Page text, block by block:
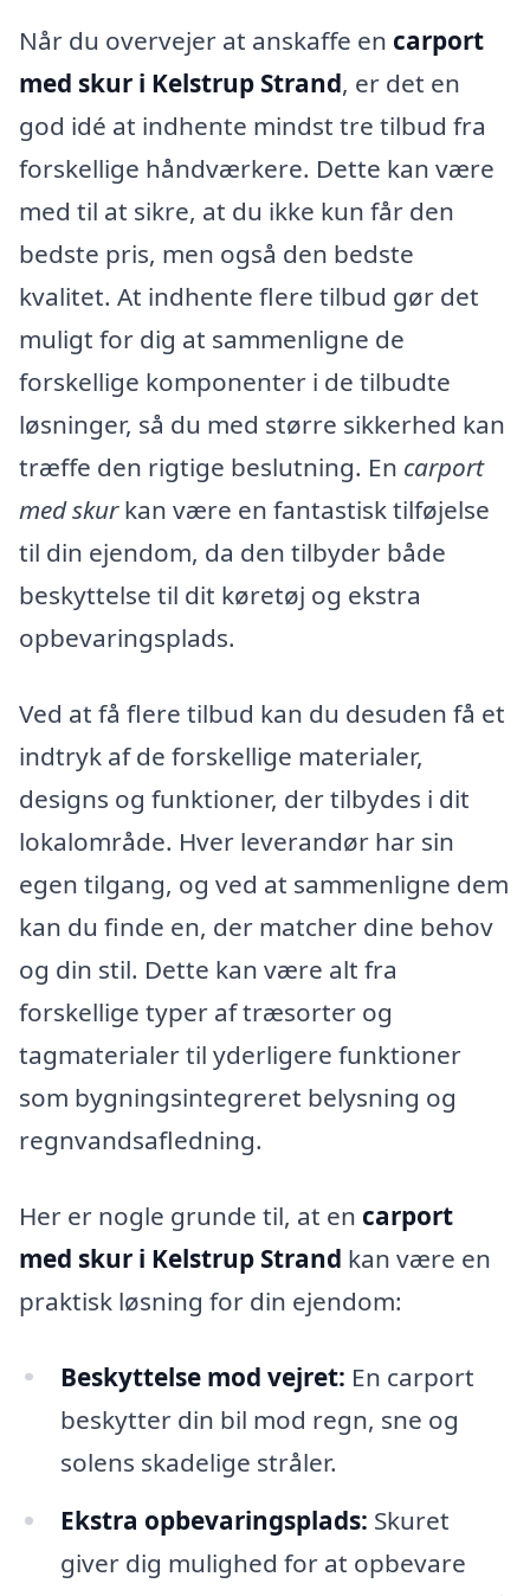
Når du overvejer at anskaffe en carport
med skur i Kelstrup Strand, er det en
god idé at indhente mindst tre tilbud fra
forskellige håndværkere. Dette kan være
med til at sikre, at du ikke kun får den
bedste pris, men også den bedste
kvalitet. At indhente flere tilbud gør det
muligt for dig at sammenligne de
forskellige komponenter i de tilbudte
løsninger, så du med større sikkerhed kan
træffe den rigtige beslutning. En carport
med skurkan være en fantastisk tilføjelse
til din ejendom, da den tilbyder både
beskyttelse til dit køretøj og ekstra
opbevaringsplads.
Ved at få flere tilbud kan du desuden få et
indtryk af de forskellige materialer,
designs og funktioner, der tilbydes i dit
lokalområde. Hver leverandør har sin
egen tilgang, og ved at sammenligne dem
kan du finde en, der matcher dine behov
og din stil. Dette kan være alt fra
forskellige typer af træsorter og
tagmaterialer til yderligere funktioner
som bygningsintegreret belysning og
regnvandsafledning.
Her er nogle grunde til, at en carport
med skur i Kelstrup Strand kan være en
praktisk løsning for din ejendom:
Beskyttelse mod vejret: En carport
beskytter din bil mod regn, sne og
solens skadelige stråler.
Ekstra opbevaringsplads: Skuret
giver dig mulighed for at opbevare